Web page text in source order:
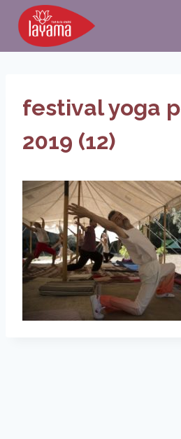
Aller
contenu
festival yoga
2019 (12)